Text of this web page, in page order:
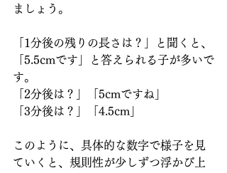
ましょう。
「1分後の残りの長さは？」と聞くと、
「5.5cmです」と答えられる子が多いで
す。
「2分後は？」「5cmですね」
「3分後は？」「4.5cm」
このように、具体的な数字で様子を見
ていくと、規則性が少しずつ浮かび上